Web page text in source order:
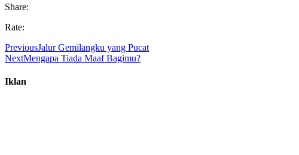
Share:
Rate:
PreviousJalur Gemilangku yang Pucat
NextMengapa Tiada Maaf Bagimu?
Iklan